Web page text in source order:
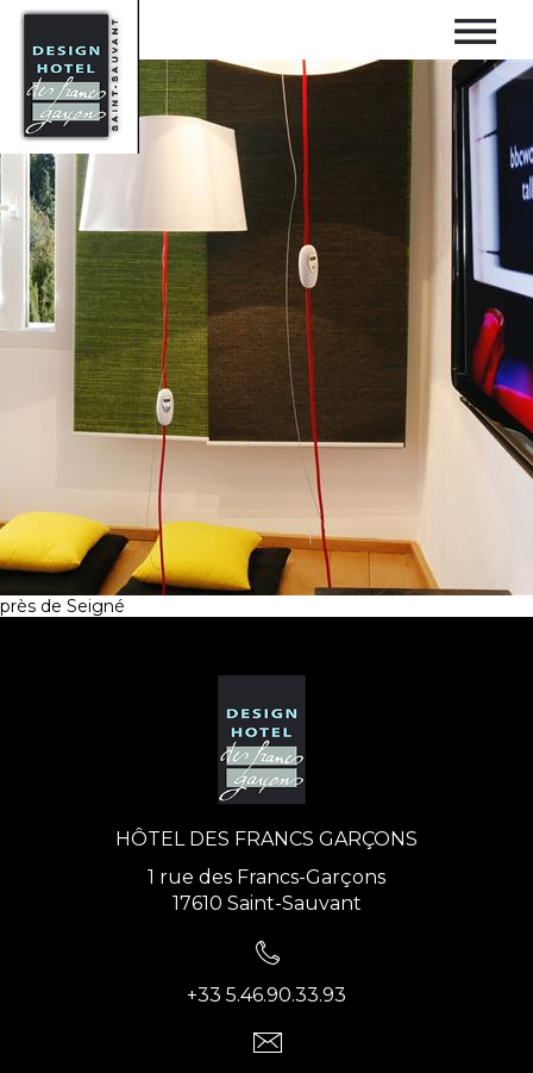
près de Seigné
HÔTEL DES FRANCS GARÇONS
1 rue des Francs-Garçons
17610 Saint-Sauvant
+33 5.46.90.33.93